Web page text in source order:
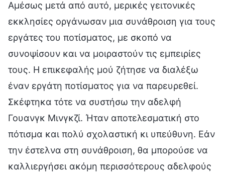
Αμέσως μετά από αυτό, μερικές γειτονικές
εκκλησίες οργάνωσαν μια συνάθροιση για τους
εργάτες του ποτίσματος, με σκοπό να
συνοψίσουν και να μοιραστούν τις εμπειρίες
τους. Η επικεφαλής μού ζήτησε να διαλέξω
έναν εργάτη ποτίσματος για να παρευρεθεί.
Σκέφτηκα τότε να συστήσω την αδελφή
Γουανγκ Μινγκζί. Ήταν αποτελεσματική στο
πότισμα και πολύ σχολαστική κι υπεύθυνη. Εάν
την έστελνα στη συνάθροιση, θα μπορούσε να
καλλιεργήσει ακόμη περισσότερους αδελφούς